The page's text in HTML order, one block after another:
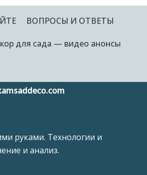
ВОПРОСЫ И ОТВЕТЫ
для сада — видео анонсы
руками. Технологии и
и анализ.